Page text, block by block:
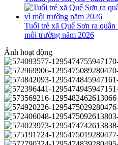
Tuổi trẻ xã Quế Sơn ra
môi trường năm 2026
Ảnh hoạt động